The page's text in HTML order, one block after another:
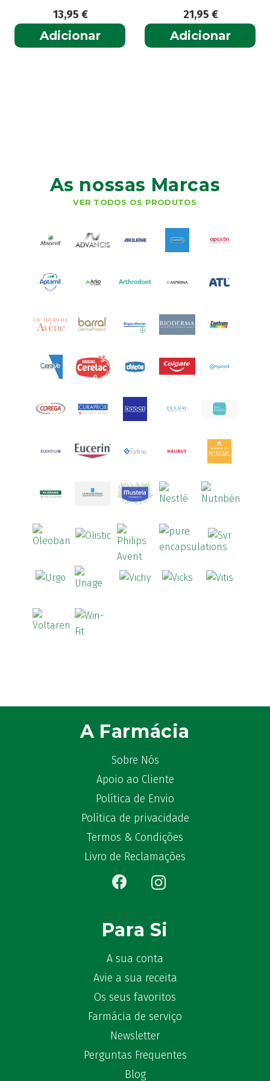
13,95€
Adicionar
21,95€
Adicionar
As nossas Marcas
VER TODOS OS PRODUTOS
A Farmácia
Sobre Nós
Apoio ao Cliente
Política de Envio
Política de privacidade
Termos & Condições
Livro de Reclamações
Para Si
A sua conta
Avie a sua receita
Os seus favoritos
Farmácia de serviço
Newsletter
Perguntas Frequentes
Blog